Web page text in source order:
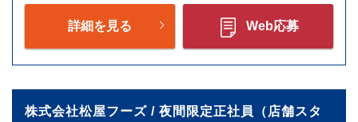
詳細を見る Web応募
株式会社松屋フーズ / 夜間限定正社員（店舗スタ